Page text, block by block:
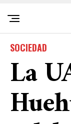
SOCIEDAD
La